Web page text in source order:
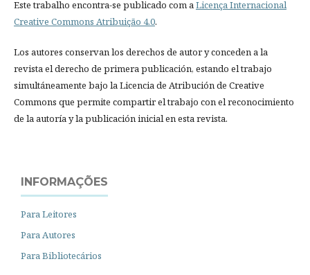
Este trabalho encontra-se publicado com aLicença Internacional
Creative Commons Atribuição 4.0.
Los autores conservan los derechos de autor y conceden a la
revista el derecho de primera publicación, estando el trabajo
simultáneamente bajo la Licencia de Atribución de Creative
Commons que permite compartir el trabajo con el reconocimiento
de la autoría y la publicación inicial en esta revista.
INFORMAÇÕES
Para Leitores
Para Autores
Para Bibliotecários